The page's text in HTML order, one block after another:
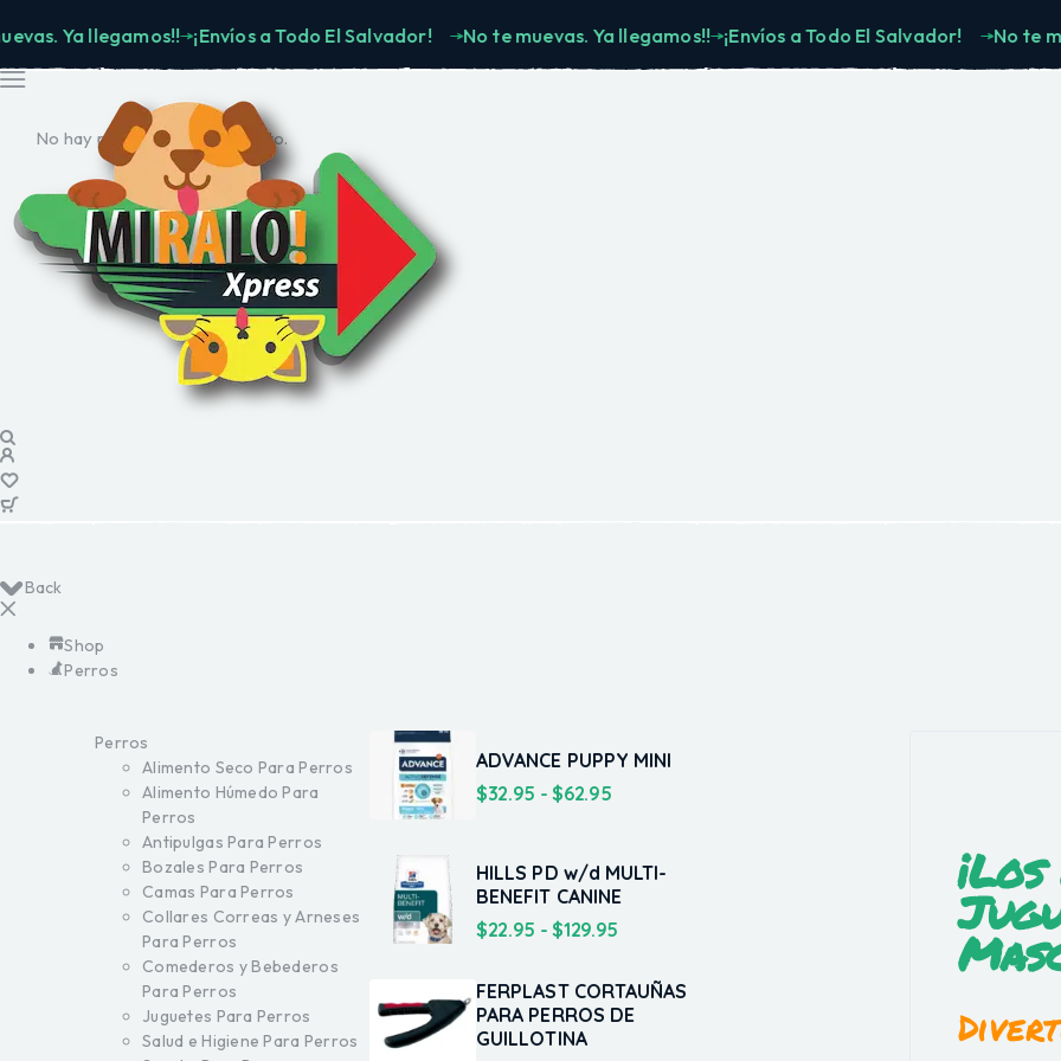
llegamos!! ¡Envíos a Todo El Salvador! No te muevas. Ya llegamos!! ¡Envíos a Todo El Salvador! No te
No hay productos en el carrito.
Back
Shop
Perros
Perros
Alimento Seco Para Perros
Alimento Húmedo Para
Perros
Antipulgas Para Perros
Bozales Para Perros
Camas Para Perros
Collares Correas y Arneses
Para Perros
Comederos y Bebederos
Para Perros
Juguetes Para Perros
Salud e Higiene Para Perros
ADVANCE PUPPY MINI
$32.95 - $62.95
HILLS PD w/d MULTI-
BENEFIT CANINE
$22.95 - $129.95
FERPLAST CORTAUÑAS
PARA PERROS DE
GUILLOTINA